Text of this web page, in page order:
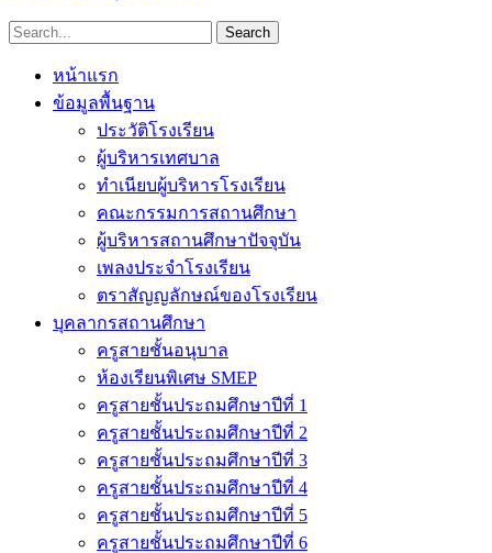
หน้าแรก
ข้อมูลพื้นฐาน
ประวัติโรงเรียน
ผู้บริหารเทศบาล
ทำเนียบผู้บริหารโรงเรียน
คณะกรรมการสถานศึกษา
ผู้บริหารสถานศึกษาปัจจุบัน
เพลงประจำโรงเรียน
ตราสัญญลักษณ์ของโรงเรียน
บุคลากรสถานศึกษา
ครูสายชั้นอนุบาล
ห้องเรียนพิเศษ SMEP
ครูสายชั้นประถมศึกษาปีที่ 1
ครูสายชั้นประถมศึกษาปีที่ 2
ครูสายชั้นประถมศึกษาปีที่ 3
ครูสายชั้นประถมศึกษาปีที่ 4
ครูสายชั้นประถมศึกษาปีที่ 5
ครูสายชั้นประถมศึกษาปีที่ 6